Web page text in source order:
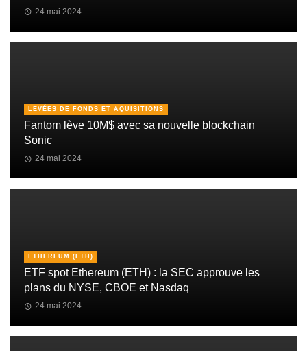
24 mai 2024
LEVÉES DE FONDS ET AQUISITIONS
Fantom lève 10M$ avec sa nouvelle blockchain
Sonic
24 mai 2024
ETHEREUM (ETH)
ETF spot Ethereum (ETH) : la SEC approuve les
plans du NYSE, CBOE et Nasdaq
24 mai 2024